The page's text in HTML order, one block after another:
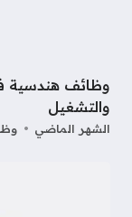
وظائف هندسية
والتشغيل
الشهر الماضي